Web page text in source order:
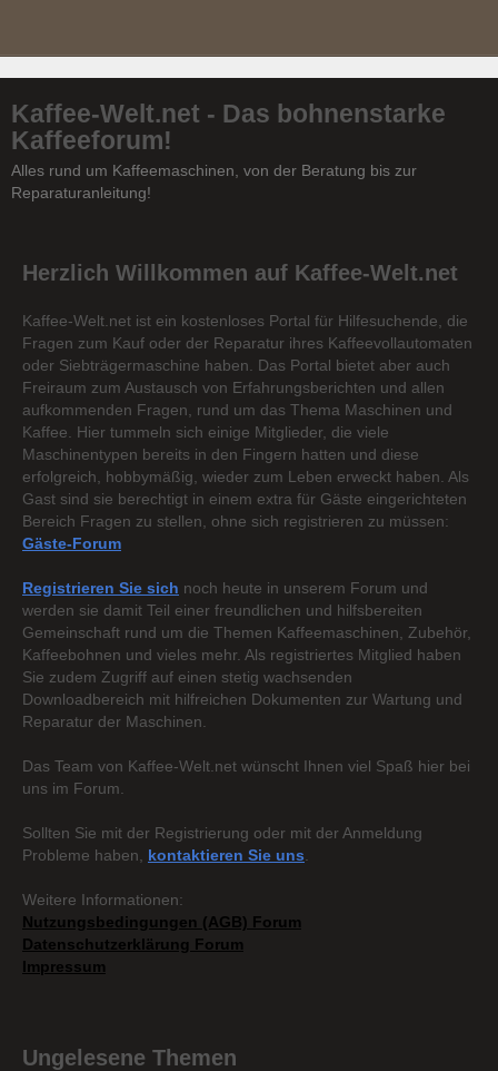
Kaffee-Welt.net - Das bohnenstarke
Kaffeeforum!
Alles rund um Kaffeemaschinen, von der Beratung bis zur
Reparaturanleitung!
Herzlich Willkommen auf Kaffee-Welt.net
Kaffee-Welt.net ist ein kostenloses Portal für Hilfesuchende, die
Fragen zum Kauf oder der Reparatur ihres Kaffeevollautomaten
oder Siebträgermaschine haben. Das Portal bietet aber auch
Freiraum zum Austausch von Erfahrungsberichten und allen
aufkommenden Fragen, rund um das Thema Maschinen und
Kaffee. Hier tummeln sich einige Mitglieder, die viele
Maschinentypen bereits in den Fingern hatten und diese
erfolgreich, hobbymäßig, wieder zum Leben erweckt haben. Als
Gast sind sie berechtigt in einem extra für Gäste eingerichteten
Bereich Fragen zu stellen, ohne sich registrieren zu müssen:
Gäste-Forum
Registrieren Sie sich noch heute in unserem Forum und
werden sie damit Teil einer freundlichen und hilfsbereiten
Gemeinschaft rund um die Themen Kaffeemaschinen, Zubehör,
Kaffeebohnen und vieles mehr. Als registriertes Mitglied haben
Sie zudem Zugriff auf einen stetig wachsenden
Downloadbereich mit hilfreichen Dokumenten zur Wartung und
Reparatur der Maschinen.
Das Team von Kaffee-Welt.net wünscht Ihnen viel Spaß hier bei
uns im Forum.
Sollten Sie mit der Registrierung oder mit der Anmeldung
Probleme haben, kontaktieren Sie uns
Weitere Informationen:
Nutzungsbedingungen (AGB) Forum
Datenschutzerklärung Forum
Impressum
Ungelesene Themen